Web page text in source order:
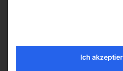
Perfekte Verdichter für
Ich